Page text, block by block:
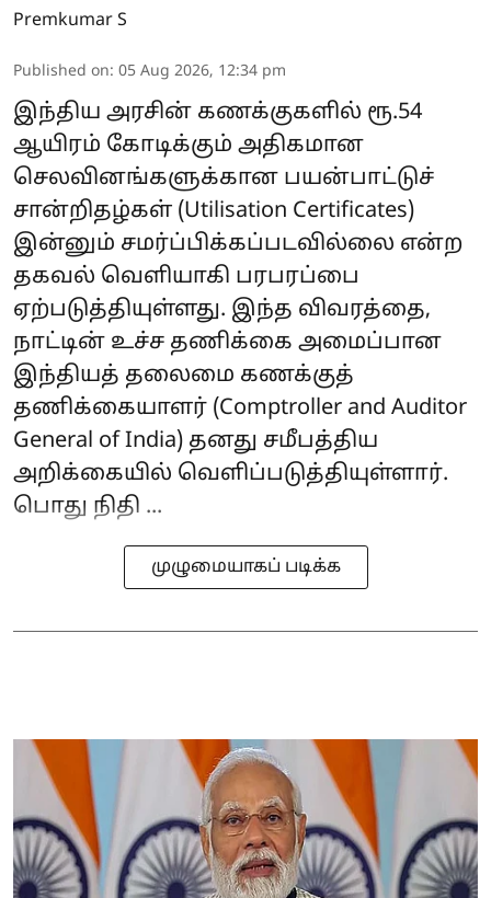
Premkumar S
Published on: 05 Aug 2026, 12:34 pm
இந்திய அரசின் கணக்குகளில் ரூ.54
ஆயிரம் கோடிக்கும் அதிகமான
செலவினங்களுக்கான பயன்பாட்டுச்
சான்றிதழ்கள் (Utilisation Certificates)
இன்னும் சமர்ப்பிக்கப்படவில்லை என்ற
தகவல் வெளியாகி பரபரப்பை
ஏற்படுத்தியுள்ளது. இந்த விவரத்தை,
நாட்டின் உச்ச தணிக்கை அமைப்பான
இந்தியத் தலைமை கணக்குத்
தணிக்கையாளர் (Comptroller and Auditor
General of India) தனது சமீபத்திய
அறிக்கையில் வெளிப்படுத்தியுள்ளார்.
பொது நிதி ...
முழுமையாகப் படிக்க